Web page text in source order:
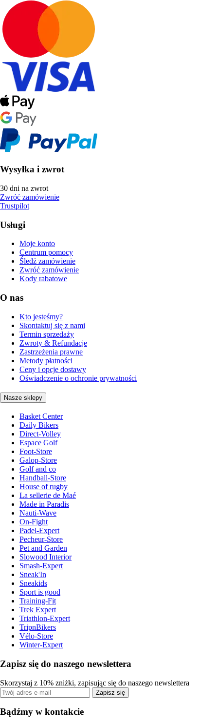
Wysyłka i zwrot
30 dni na zwrot
Zwróć zamówienie
Trustpilot
Usługi
Moje konto
Centrum pomocy
Śledź zamówienie
Zwróć zamówienie
Kody rabatowe
O nas
Kto jesteśmy?
Skontaktuj się z nami
Termin sprzedaży
Zwroty & Refundacje
Zastrzeżenia prawne
Metody płatności
Ceny i opcje dostawy
Oświadczenie o ochronie prywatności
Nasze sklepy
Basket Center
Daily Bikers
Direct-Volley
Espace Golf
Foot-Store
Galop-Store
Golf and co
Handball-Store
House of rugby
La sellerie de Maé
Made in Paradis
Nauti-Wave
On-Fight
Padel-Expert
Pecheur-Store
Pet and Garden
Slowood Interior
Smash-Expert
Sneak'In
Sneakids
Sport is good
Training-Fit
Trek Expert
Triathlon-Expert
TripnBikers
Vélo-Store
Winter-Expert
Zapisz się do naszego newslettera
Skorzystaj z 10% zniżki, zapisując się do naszego newslettera
Zapisz się
Bądźmy w kontakcie